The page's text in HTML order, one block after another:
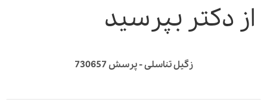
دکتر بپرسید
زگیل تناسلی - پرسش 730657